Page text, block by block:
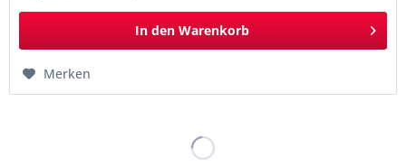
In den Warenkorb
Merken